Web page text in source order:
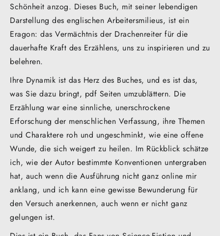
Schönheit anzog. Dieses Buch, mit seiner lebendigen
Darstellung des englischen Arbeitersmilieus, ist ein
Eragon: das Vermächtnis der Drachenreiter für die
dauerhafte Kraft des Erzählens, uns zu inspirieren und zu
belehren.
Ihre Dynamik ist das Herz des Buches, und es ist das,
was Sie dazu bringt, pdf Seiten umzublättern. Die
Erzählung war eine sinnliche, unerschrockene
Erforschung der menschlichen Verfassung, ihre Themen
und Charaktere roh und ungeschminkt, wie eine offene
Wunde, die sich weigert zu heilen. Im Rückblick schätze
ich, wie der Autor bestimmte Konventionen untergraben
hat, auch wenn die Ausführung nicht ganz online mir
anklang, und ich kann eine gewisse Bewunderung für
den Versuch anerkennen, auch wenn er nicht ganz
gelungen ist.